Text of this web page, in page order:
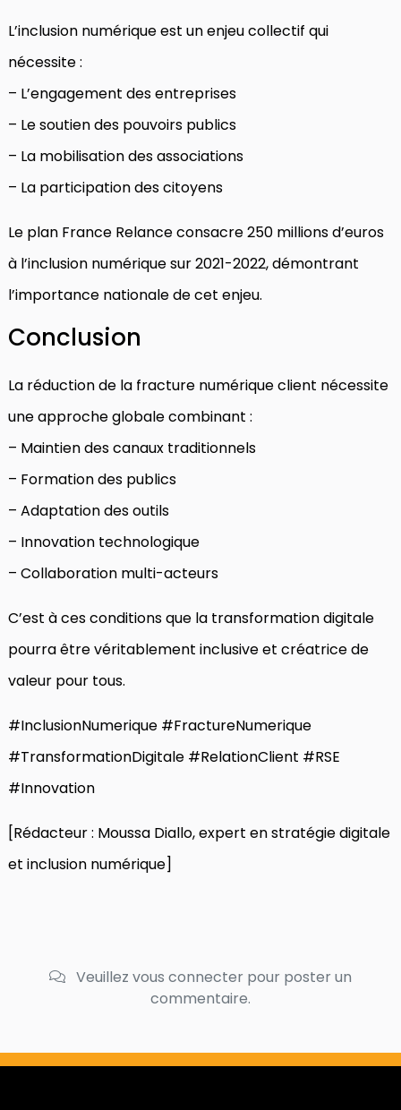
L’inclusion numérique est un enjeu collectif qui
nécessite :
– L’engagement des entreprises
– Le soutien des pouvoirs publics
– La mobilisation des associations
– La participation des citoyens
Le plan France Relance consacre 250 millions d’euros
à l’inclusion numérique sur 2021-2022, démontrant
l’importance nationale de cet enjeu.
Conclusion
La réduction de la fracture numérique client nécessite
une approche globale combinant :
– Maintien des canaux traditionnels
– Formation des publics
– Adaptation des outils
– Innovation technologique
– Collaboration multi-acteurs
C’est à ces conditions que la transformation digitale
pourra être véritablement inclusive et créatrice de
valeur pour tous.
#InclusionNumerique #FractureNumerique
#TransformationDigitale #RelationClient #RSE
#Innovation
[Rédacteur : Moussa Diallo, expert en stratégie digitale
et inclusion numérique]
Veuillez vous connecter pour poster un
commentaire.